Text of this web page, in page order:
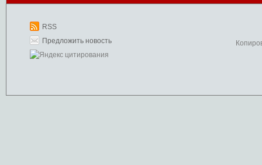
RSS
Предложить новость